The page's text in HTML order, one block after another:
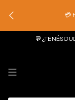
💳
💬 ¿TENÉS